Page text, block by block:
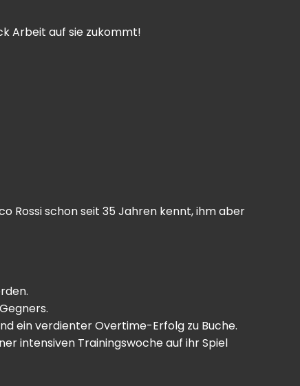
Arbeit auf sie zukommt!
Rossi schon seit 35 Jahren kennt, ihm aber
ein verdienter Overtime-Erfolg zu Buche.
intensiven Trainingswoche auf ihr Spiel